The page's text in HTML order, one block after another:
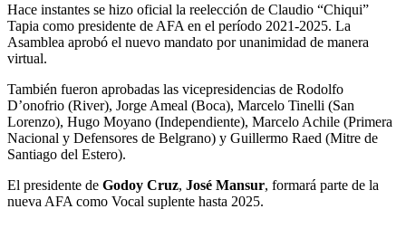
Hace instantes se hizo oficial la reelección de Claudio “Chiqui”
Tapia como presidente de AFA en el período 2021-2025. La
Asamblea aprobó el nuevo mandato por unanimidad de manera
virtual.
También fueron aprobadas las vicepresidencias de Rodolfo
D’onofrio (River), Jorge Ameal (Boca), Marcelo Tinelli (San
Lorenzo), Hugo Moyano (Independiente), Marcelo Achile (Primera
Nacional y Defensores de Belgrano) y Guillermo Raed (Mitre de
Santiago del Estero).
El presidente de Godoy Cruz, José Mansur, formará parte de la
nueva AFA como Vocal suplente hasta 2025.